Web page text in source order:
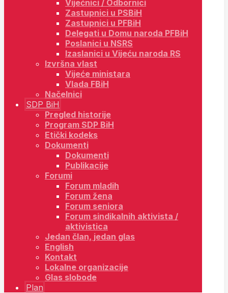
Vijećnici / Odbornici
Zastupnici u PSBiH
Zastupnici u PFBiH
Delegati u Domu naroda PFBiH
Poslanici u NSRS
Izaslanici u Vijeću naroda RS
Izvršna vlast
Vijeće ministara
Vlada FBiH
Načelnici
SDP BiH
Pregled historije
Program SDP BiH
Etički kodeks
Dokumenti
Dokumenti
Publikacije
Forumi
Forum mladih
Forum žena
Forum seniora
Forum sindikalnih aktivista /
aktivistica
Jedan član, jedan glas
English
Kontakt
Lokalne organizacije
Glas slobode
Plan